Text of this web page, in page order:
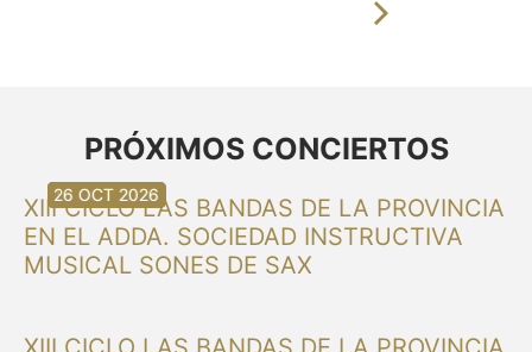
PRÓXIMOS CONCIERTOS
XIII CICLO LAS BANDAS DE LA PROVINCIA
EN EL ADDA. SOCIEDAD INSTRUCTIVA
MUSICAL SONES DE SAX
30 AGO 2026
30 AGO 2026
13 SEP 2026
20 SEP 2026
20 SEP 2026
26 SEP 2026
03 OCT 2026
16 OCT 2026
26 OCT 2026